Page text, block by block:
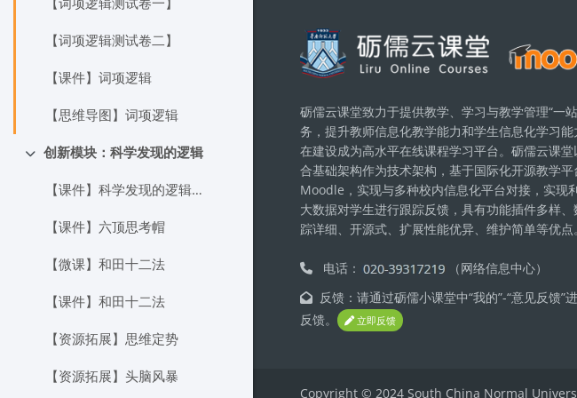
【词项逻辑测试卷二】
【课件】词项逻辑
【思维导图】词项逻辑
Свернуть
创新模块：科学发现的逻辑
【课件】科学发现的逻辑：归纳与类比
【课件】六顶思考帽
【微课】和田十二法
【课件】和田十二法
【资源拓展】思维定势
【资源拓展】头脑风暴
Блоки
砺儒云课堂致力于提供教学、学习与教学管理“一
务，提升教师信息化教学能力和学生信息化学习能
在建设成为高水平在线课程学习平台。砺儒云课堂
合基础架构作为技术架构，基于国际化开源教学平
Moodle，实现与多种校内信息化平台对接，实现
大数据对学生进行跟踪反馈，具有功能插件多样、
踪详细、开源式、扩展性能优异、维护简单等优点。
电话：
（网络信息中心）
反馈：请通过砺儒小课堂中“我的”-“意见反馈”
反馈。
立即反馈
Copyright © 2024 South China Normal